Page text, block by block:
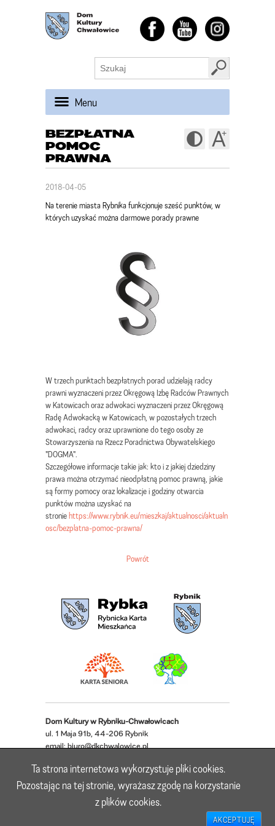
Menu
BEZPŁATNA
POMOC
PRAWNA
2018-04-05
Na terenie miasta Rybnika funkcjonuje sześć punktów, w
których uzyskać można darmowe porady prawne
W trzech punktach bezpłatnych porad udzielają radcy
prawni wyznaczeni przez Okręgową Izbę Radców Prawnych
w Katowicach oraz adwokaci wyznaczeni przez Okręgową
Radę Adwokacką w Katowicach, w pozostałych trzech
adwokaci, radcy oraz uprawnione do tego osoby ze
Stowarzyszenia na Rzecz Poradnictwa Obywatelskiego
"DOGMA".
Szczegółowe informacje takie jak: kto i z jakiej dziedziny
prawa można otrzymać nieodpłatną pomoc prawną, jakie
są formy pomocy oraz lokalizacje i godziny otwarcia
punktów można uzyskać na
stroniehttps://www.rybnik.eu/mieszkaj/aktualnosci/aktualn
osc/bezplatna-pomoc-prawna/
Powrót
Dom Kultury w Rybniku-Chwałowicach
ul. 1 Maja 91b, 44-206 Rybnik
email:biuro@dkchwalowice.pl
Realizacja: Lioosys
Ta strona internetowa wykorzystuje pliki cookies.
Pozostając na tej stronie, wyrażasz zgodę na korzystanie
z plików cookies.
AKCEPTUJĘ